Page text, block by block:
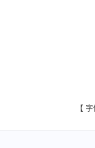
【 字